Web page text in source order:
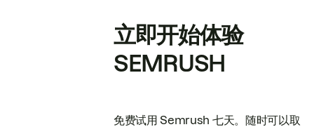
立即开始体验
SEMRUSH
免费试用 Semrush 七天。随时可以取